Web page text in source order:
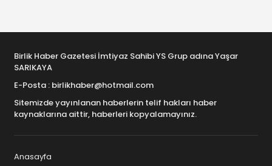
Birlik Haber Gazetesi İmtiyaz Sahibi YS Grup adına Yaşar
SARIKAYA
E-Posta : birlikhaber@hotmail.com
Sitemizde yayınlanan haberlerin telif hakları haber
kaynaklarına aittir, haberleri kopyalamayınız.
Anasayfa